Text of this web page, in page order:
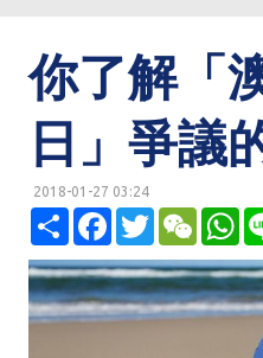
你了解「
日」爭議
2018-01-27 03:24
分
享
F
a
c
e
b
o
T
w
i
t
t
e
W
C
h
a
t
W
h
a
t
s
A